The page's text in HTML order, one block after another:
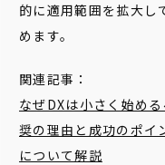
的に適用範囲を拡大し
めます。
関連記事：
なぜDXは小さく始め
奨の理由と成功のポイ
について解説